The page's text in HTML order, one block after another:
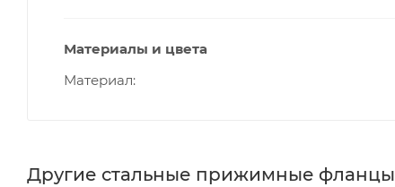
Материалы и цвета
Материал
Другие стальные прижимные фланцы